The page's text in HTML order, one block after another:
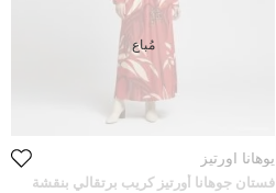
يوهانا اورتيز
فستان جوهانا أورتيز كريب برتقالي بنقشة
مُباع